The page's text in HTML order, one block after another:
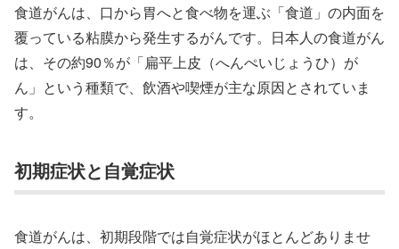
食道がんは、口から胃へと食べ物を運ぶ「食道」の内面を
覆っている粘膜から発生するがんです。日本人の食道がん
は、その約90％が「扁平上皮（へんぺいじょうひ）が
ん」という種類で、飲酒や喫煙が主な原因とされていま
す。
初期症状と自覚症状
食道がんは、初期段階では自覚症状がほとんどありませ